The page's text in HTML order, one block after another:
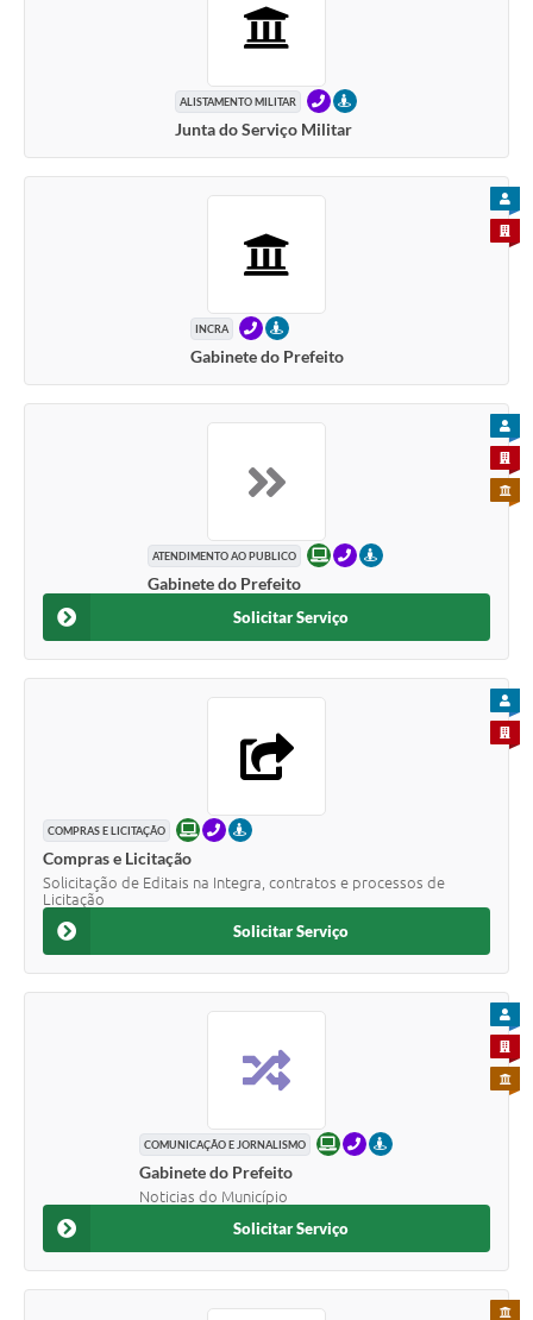
ALISTAMENTO MILITAR TELEFONEPRESENCIAL
Junta do Serviço Militar
INCRA TELEFONEPRESENCIAL
Gabinete do Prefeito
PARA
ATENDIMENTO AO PUBLICO ONLINETELEFONEPRESENCIAL
Gabinete do Prefeito
PARA
PARA
Solicitar Serviço
COMPRAS E LICITAÇÃO ONLINETELEFONEPRESENCIAL
Compras e Licitação
Solicitação de Editais na Integra, contratos e processos de
Licitação
PARA
Solicitar Serviço
COMUNICAÇÃO E JORNALISMO ONLINETELEFONEPRESENCIAL
Gabinete do Prefeito
Noticias do Município
PARA
PARA
Solicitar Serviço
PARA